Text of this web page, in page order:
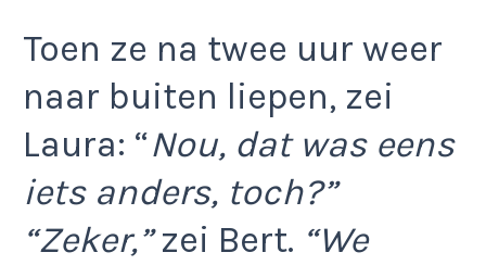
Toen ze na twee uur weer
naar buiten liepen, zei
Laura: “Nou, dat was eens
iets anders, toch?”
“Zeker,”zei Bert. “We